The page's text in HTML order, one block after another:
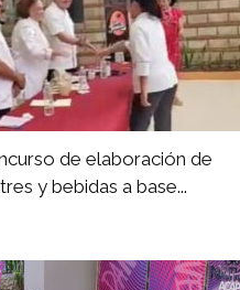
de elaboración de
y bebidas a base...